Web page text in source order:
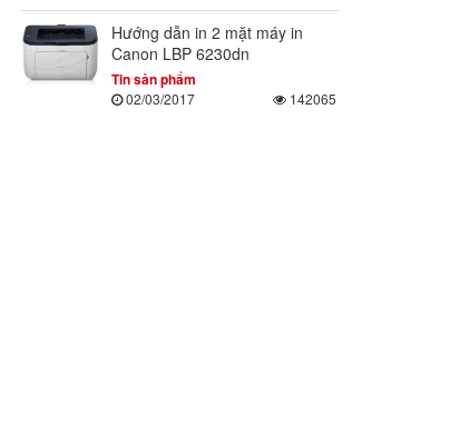
Hướng dẫn in 2 mặt máy in
Canon LBP 6230dn
Tin sản phẩm
02/03/2017 142065